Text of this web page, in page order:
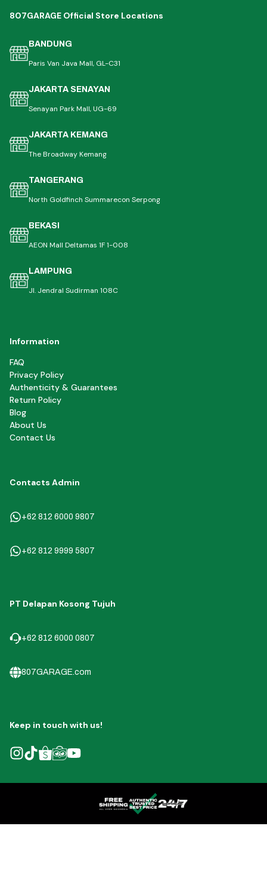
807GARAGE Official Store Locations
BANDUNG
Paris Van Java Mall, GL-C31
JAKARTA SENAYAN
Senayan Park Mall, UG-69
JAKARTA KEMANG
The Broadway Kemang
TANGERANG
North Goldfinch Summarecon Serpong
BEKASI
AEON Mall Deltamas 1F 1-008
LAMPUNG
Jl. Jendral Sudirman 108C
Information
FAQ
Privacy Policy
Authenticity & Guarantees
Return Policy
Blog
About Us
Contact Us
Contacts Admin
+62 812 6000 9807
+62 812 9999 5807
PT Delapan Kosong Tujuh
+62 812 6000 0807
807GARAGE.com
Keep in touch with us!